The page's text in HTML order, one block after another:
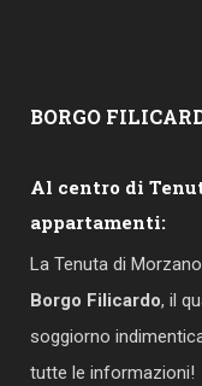
BORGO
Al centro di
appartamenti:
La Tenuta di
Borgo Filicardo, il
soggiorno
tutte le informazioni!